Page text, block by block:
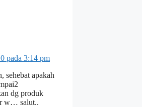
pada 3:14 pm
sehebat apakah
dg produk
w… salut..